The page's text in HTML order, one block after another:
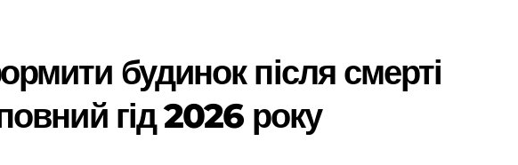
будинок після смерті
гід 2026 року